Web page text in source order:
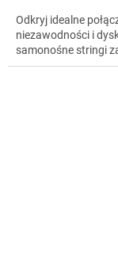
Odkryj idealne
niezawodności i
samonośne stringi